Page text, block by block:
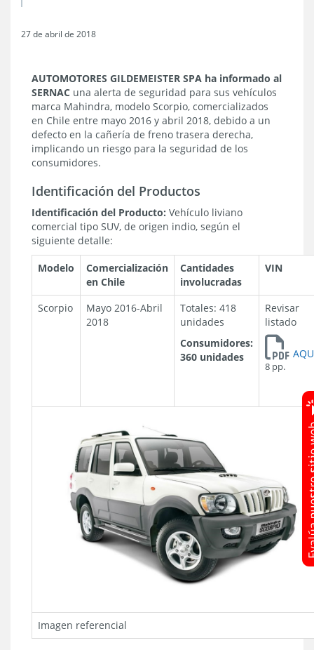
27 de abril de 2018
AUTOMOTORES GILDEMEISTER SPA ha informado al
SERNAC una alerta de seguridad para sus vehículos
marca Mahindra, modelo Scorpio, comercializados
en Chile entre mayo 2016 y abril 2018, debido a un
defecto en la cañería de freno trasera derecha,
implicando un riesgo para la seguridad de los
consumidores.
Identificación del Productos
Identificación del Producto: Vehículo liviano
comercial tipo SUV, de origen indio, según el
siguiente detalle:
Modelo
Comercialización
en Chile
Cantidades
involucradas
VIN
Scorpio
Mayo 2016-Abril
2018
Totales: 418
unidades
Consumidores:
360 unidades
Revisar
listado
8 pp.
Imagen referencial